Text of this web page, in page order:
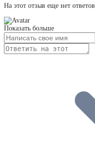
На этот отзыв еще нет ответов.
Показать больше